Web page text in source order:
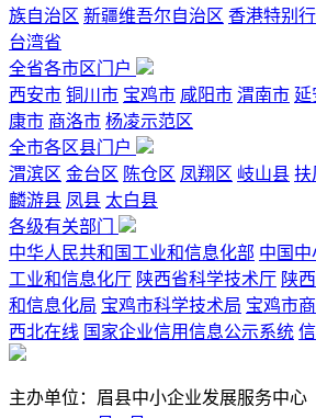
族自治区 新疆维吾尔自治区 香港特别
台湾省
全省各市区门户
西安市 铜川市 宝鸡市 咸阳市 渭南市 延
康市 商洛市 杨凌示范区
全市各区县门户
渭滨区 金台区 陈仓区 凤翔区 岐山县 扶
麟游县 凤县 太白县
各级有关部门
中华人民共和国工业和信息化部 中国中
工业和信息化厅 陕西省科学技术厅 陕
和信息化局 宝鸡市科学技术局 宝鸡市
西北在线 国家企业信用信息公示系统
主办单位：眉县中小企业发展服务中